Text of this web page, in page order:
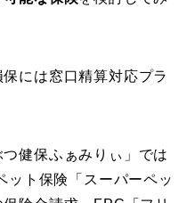
には窓口精算対応プラ
健保ふぁみりぃ」では
ット保険「スーパーペッ